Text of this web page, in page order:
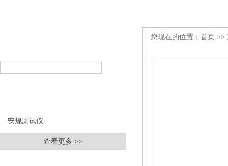
安规测试仪
查看更多 >>
您现在的位置： 首页 >>